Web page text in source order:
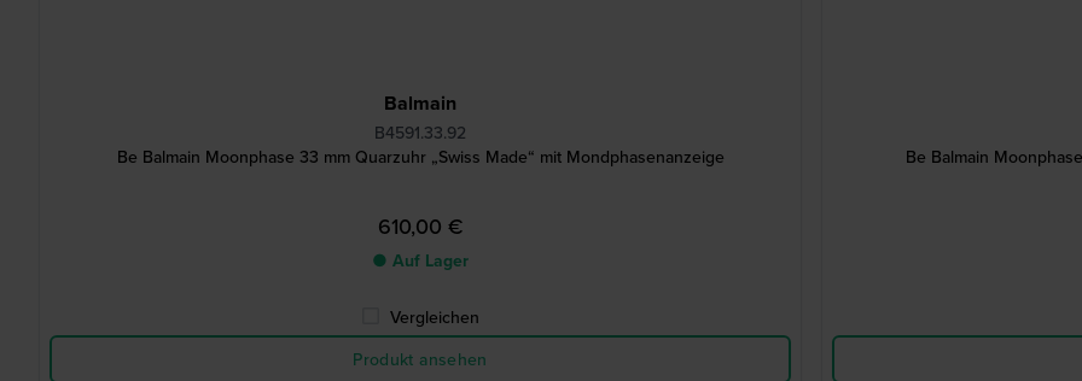
Balmain
B4591.33.92
Be Balmain Moonphase 33 mm Quarzuhr „Swiss Made“ mit Mondphasenanzeige
610,00 €
● Auf Lager
Vergleichen
Produkt ansehen
Be Balmain